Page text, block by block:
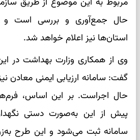
حال جمع‌آوری و بررسی است و
استان‌ها نیز اعلام خواهد شد.
وی از همکاری وزارت بهداشت در
گفت: سامانه ارزیابی ایمنی معادن
حال اجراست. بر این اساس،
پیش از این به‌صورت دستی
سامانه ثبت می‌شود و این طرح